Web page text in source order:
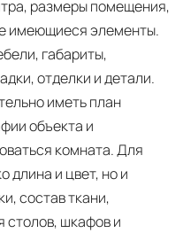
размеры помещения,
имеющиеся элементы.
габариты,
отделки и детали.
иметь план
объекта и
комната. Для
длина и цвет, но и
состав ткани,
столов, шкафов и